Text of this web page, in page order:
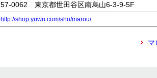
0062 東京都世田谷区南烏山6-3-9-5F
http://shop.yuwn.com/sho/marou/
マ